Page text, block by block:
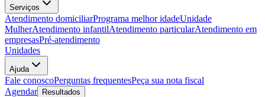
Serviços
Atendimento domiciliarPrograma melhor idadeUnidade
MulherAtendimento infantilAtendimento particularAtendimento em
empresasPré-atendimento
Unidades
Ajuda
Fale conoscoPerguntas frequentesPeça sua nota fiscal
Agendar
Resultados